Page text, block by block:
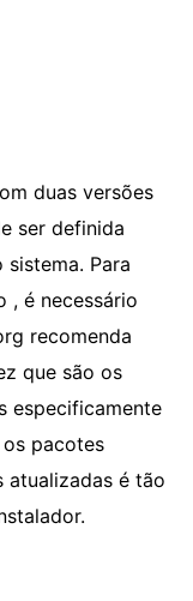
duas versões
ser definida
Para
, é necessário
recomenda
que são os
especificamente
os pacotes
atualizadas é tão